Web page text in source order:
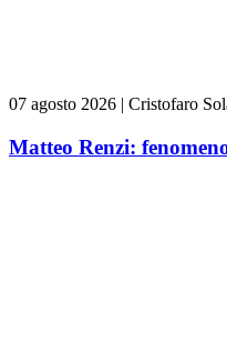
07 agosto 2026 | Cristofaro
Matteo Renzi: